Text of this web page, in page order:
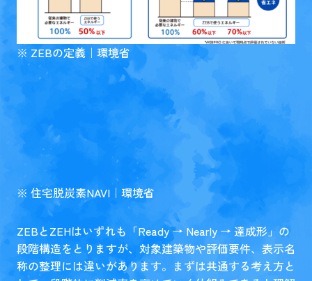
※ZEBの定義｜環境省
※ 住宅脱炭素NAVI｜環境省
ZEBとZEHはいずれも「Ready → Nearly → 達成形」の
段階構造をとりますが、対象建築物や評価要件、表示名
称の整理には違いがあります。まずは共通する考え方と